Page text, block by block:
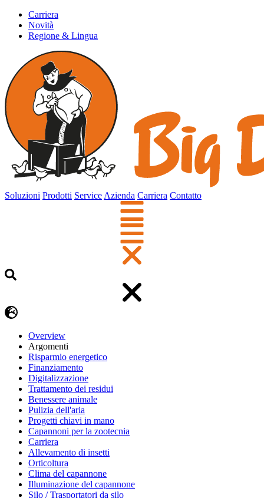
Carriera
Novità
Regione & Lingua
Soluzioni Prodotti Service Azienda Carriera Contatto
Overview
Argomenti
Risparmio energetico
Finanziamento
Digitalizzazione
Trattamento dei residui
Benessere animale
Pulizia dell'aria
Progetti chiavi in mano
Capannoni per la zootecnia
Carriera
Allevamento di insetti
Orticoltura
Clima del capannone
Illuminazione del capannone
Silo / Trasportatori da silo